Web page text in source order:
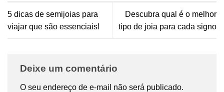
5 dicas de semijoias para
viajar que são essenciais!
Descubra qual é o melhor
tipo de joia para cada signo
Deixe um comentário
O seu endereço de e-mail não será publicado.